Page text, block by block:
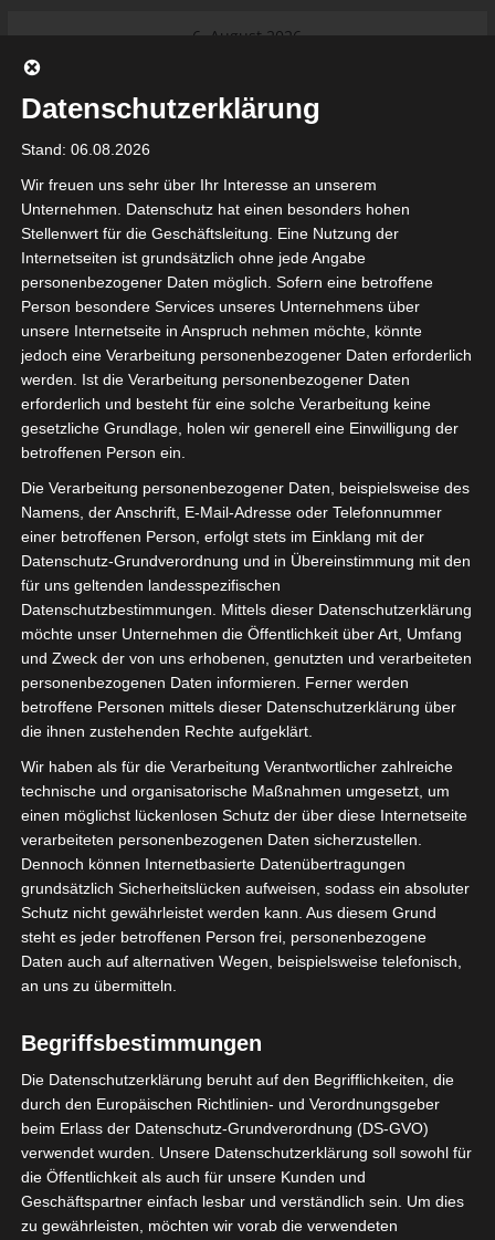
6. August 2026
beginnt am 22. und 23. August
2026 (Update)
Meisterschaft an
Ligue 1 Pro: Spielplan der ersten 15
Spieltage der Saison 2026/2027
Ligue 2 Pro Tunesien 2026/2027 –
Saison beginnt am am 19./20.
September 2026
Internationaler Sportgerichtshof
lehnt Eilverfahren ab – AS Soliman
steuert auf die Ligue 2 zu
tunesienfussball.de
Tunesien Ligafußball
Für die Nutzung von Google Adsense (Google Ireland Limited, Gordon
Barrow Street, Dublin, D04 E5W5, Ireland) benötigen wir laut DSGVO Ihre
Zustimmung. Es werden seitens Google Adsense personenbezogene Daten
erhoben, verarbeitet und gespeichert. Welche Daten genau entnehmen Sie
den Datenschutzbedingungen.
Google Adsenseist deaktiviert. ✓ Erlauben Datenschutzbedingungen
Sie befinden sich hier:Startseite» Club Sportif de
Hammam-Lif (CSHL) – Sporting Club de Ben Arous
(SCBA)
Datenschutzerklärung
Stand: 06.08.2026
Wir freuen uns sehr über Ihr Interesse an unserem
Unternehmen. Datenschutz hat einen besonders hohen
Stellenwert für die Geschäftsleitung. Eine Nutzung der
Internetseiten ist grundsätzlich ohne jede Angabe
personenbezogener Daten möglich. Sofern eine betroffene
Person besondere Services unseres Unternehmens über
unsere Internetseite in Anspruch nehmen möchte, könnte
jedoch eine Verarbeitung personenbezogener Daten erforderlich
werden. Ist die Verarbeitung personenbezogener Daten
erforderlich und besteht für eine solche Verarbeitung keine
gesetzliche Grundlage, holen wir generell eine Einwilligung der
betroffenen Person ein.
Die Verarbeitung personenbezogener Daten, beispielsweise des
Namens, der Anschrift, E-Mail-Adresse oder Telefonnummer
einer betroffenen Person, erfolgt stets im Einklang mit der
Datenschutz-Grundverordnung und in Übereinstimmung mit den
für uns geltenden landesspezifischen
Datenschutzbestimmungen. Mittels dieser Datenschutzerklärung
möchte unser Unternehmen die Öffentlichkeit über Art, Umfang
und Zweck der von uns erhobenen, genutzten und verarbeiteten
personenbezogenen Daten informieren. Ferner werden
betroffene Personen mittels dieser Datenschutzerklärung über
die ihnen zustehenden Rechte aufgeklärt.
Wir haben als für die Verarbeitung Verantwortlicher zahlreiche
technische und organisatorische Maßnahmen umgesetzt, um
einen möglichst lückenlosen Schutz der über diese Internetseite
verarbeiteten personenbezogenen Daten sicherzustellen.
Dennoch können Internetbasierte Datenübertragungen
grundsätzlich Sicherheitslücken aufweisen, sodass ein absoluter
Schutz nicht gewährleistet werden kann. Aus diesem Grund
steht es jeder betroffenen Person frei, personenbezogene
Daten auch auf alternativen Wegen, beispielsweise telefonisch,
an uns zu übermitteln.
Begriffsbestimmungen
Die Datenschutzerklärung beruht auf den Begrifflichkeiten, die
durch den Europäischen Richtlinien- und Verordnungsgeber
beim Erlass der Datenschutz-Grundverordnung (DS-GVO)
verwendet wurden. Unsere Datenschutzerklärung soll sowohl für
die Öffentlichkeit als auch für unsere Kunden und
Geschäftspartner einfach lesbar und verständlich sein. Um dies
zu gewährleisten, möchten wir vorab die verwendeten